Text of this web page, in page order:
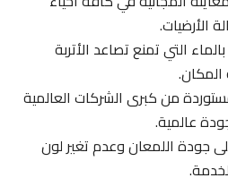
التي تمنع تصاعد الأتربة
من كبرى الشركات العالمية
عالمية.
اللمعان وعدم تغير لون